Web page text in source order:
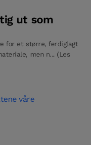
ut som
for et større, ferdiglagt
men n... (Les
våre